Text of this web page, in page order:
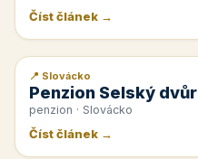
Číst článek →
📰 PR článek
📍 Slovácko
Penzion Selský dvůr
penzion · Slovácko
Číst článek →